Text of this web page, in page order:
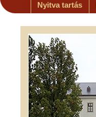
Nyitva tartás